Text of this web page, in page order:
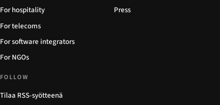
For hospitality
For telecoms
For software integrators
For NGOs
Press
FOLLOW
Tilaa RSS-syötteenä